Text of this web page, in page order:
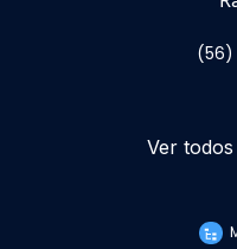
(56)
Ver